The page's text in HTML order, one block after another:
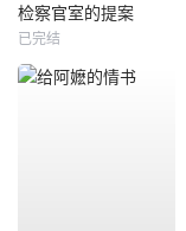
检察官室的提案
已完结